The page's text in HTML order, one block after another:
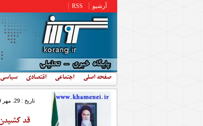
آرشیو RSS
صفحه اصلی اجتماعی اقتصادی سیاسی
تاریخ : 29. مهر 1399 - 9:13
قد